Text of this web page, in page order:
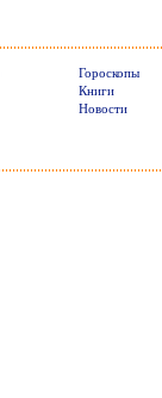
Гороскопы
Книги
Новости